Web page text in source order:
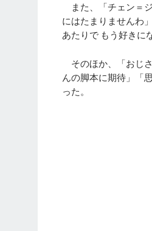
また、「チェン＝
にはたまりませんわ
あたりで もう好きに
そのほか、「おじ
んの脚本に期待」「
った。